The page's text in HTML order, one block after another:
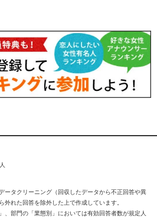
ータクリーニング（回収したデータから不正回答や異
れた回答を除外した上で作成しています。
部門の「業態別」においては有効回答者数が規定人